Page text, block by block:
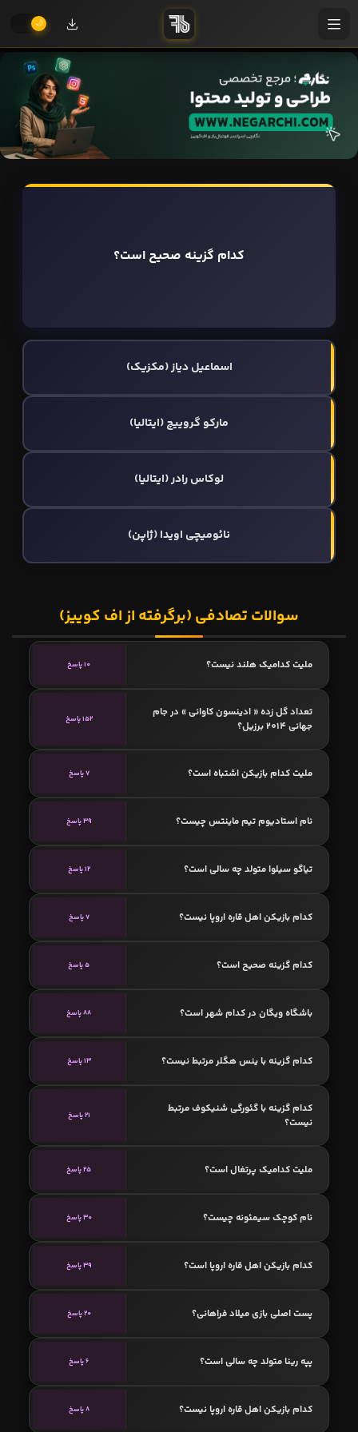
کدام گزینه صحیح است؟
اسماعیل دیاز (مکزیک)
مارکو گروییچ (ایتالیا)
لوکاس رادر (ایتالیا)
نائومیچی اویدا (ژاپن)
سوالات تصادفی (برگرفته از اف کوییز)
ملیت کدامیک هلند نیست؟ 10 پاسخ
تعداد گل زده « ادینسون کاوانی » در جام
جهانی 2014 برزیل؟
152 پاسخ
ملیت کدام بازیکن اشتباه است؟ 7 پاسخ
نام استادیوم تیم ماینتس چیست؟ 39 پاسخ
تیاگو سیلوا متولد چه سالی است؟ 12 پاسخ
کدام بازیکن اهل قاره اروپا نیست؟ 7 پاسخ
کدام گزینه صحیح است؟ 5 پاسخ
باشگاه ویگان در کدام شهر است؟ 88 پاسخ
کدام گزینه با ینس هگلر مرتبط نیست؟ 13 پاسخ
کدام گزینه با گئورگی شنیکوف مرتبط
نیست؟
21 پاسخ
ملیت کدامیک پرتغال است؟ 25 پاسخ
نام کوچک سیمئونه چیست؟ 30 پاسخ
کدام بازیکن اهل قاره اروپا است؟ 39 پاسخ
پست اصلی بازی میلاد فراهانی؟ 20 پاسخ
پپه رینا متولد چه سالی است؟ 6 پاسخ
کدام بازیکن اهل قاره اروپا نیست؟ 8 پاسخ